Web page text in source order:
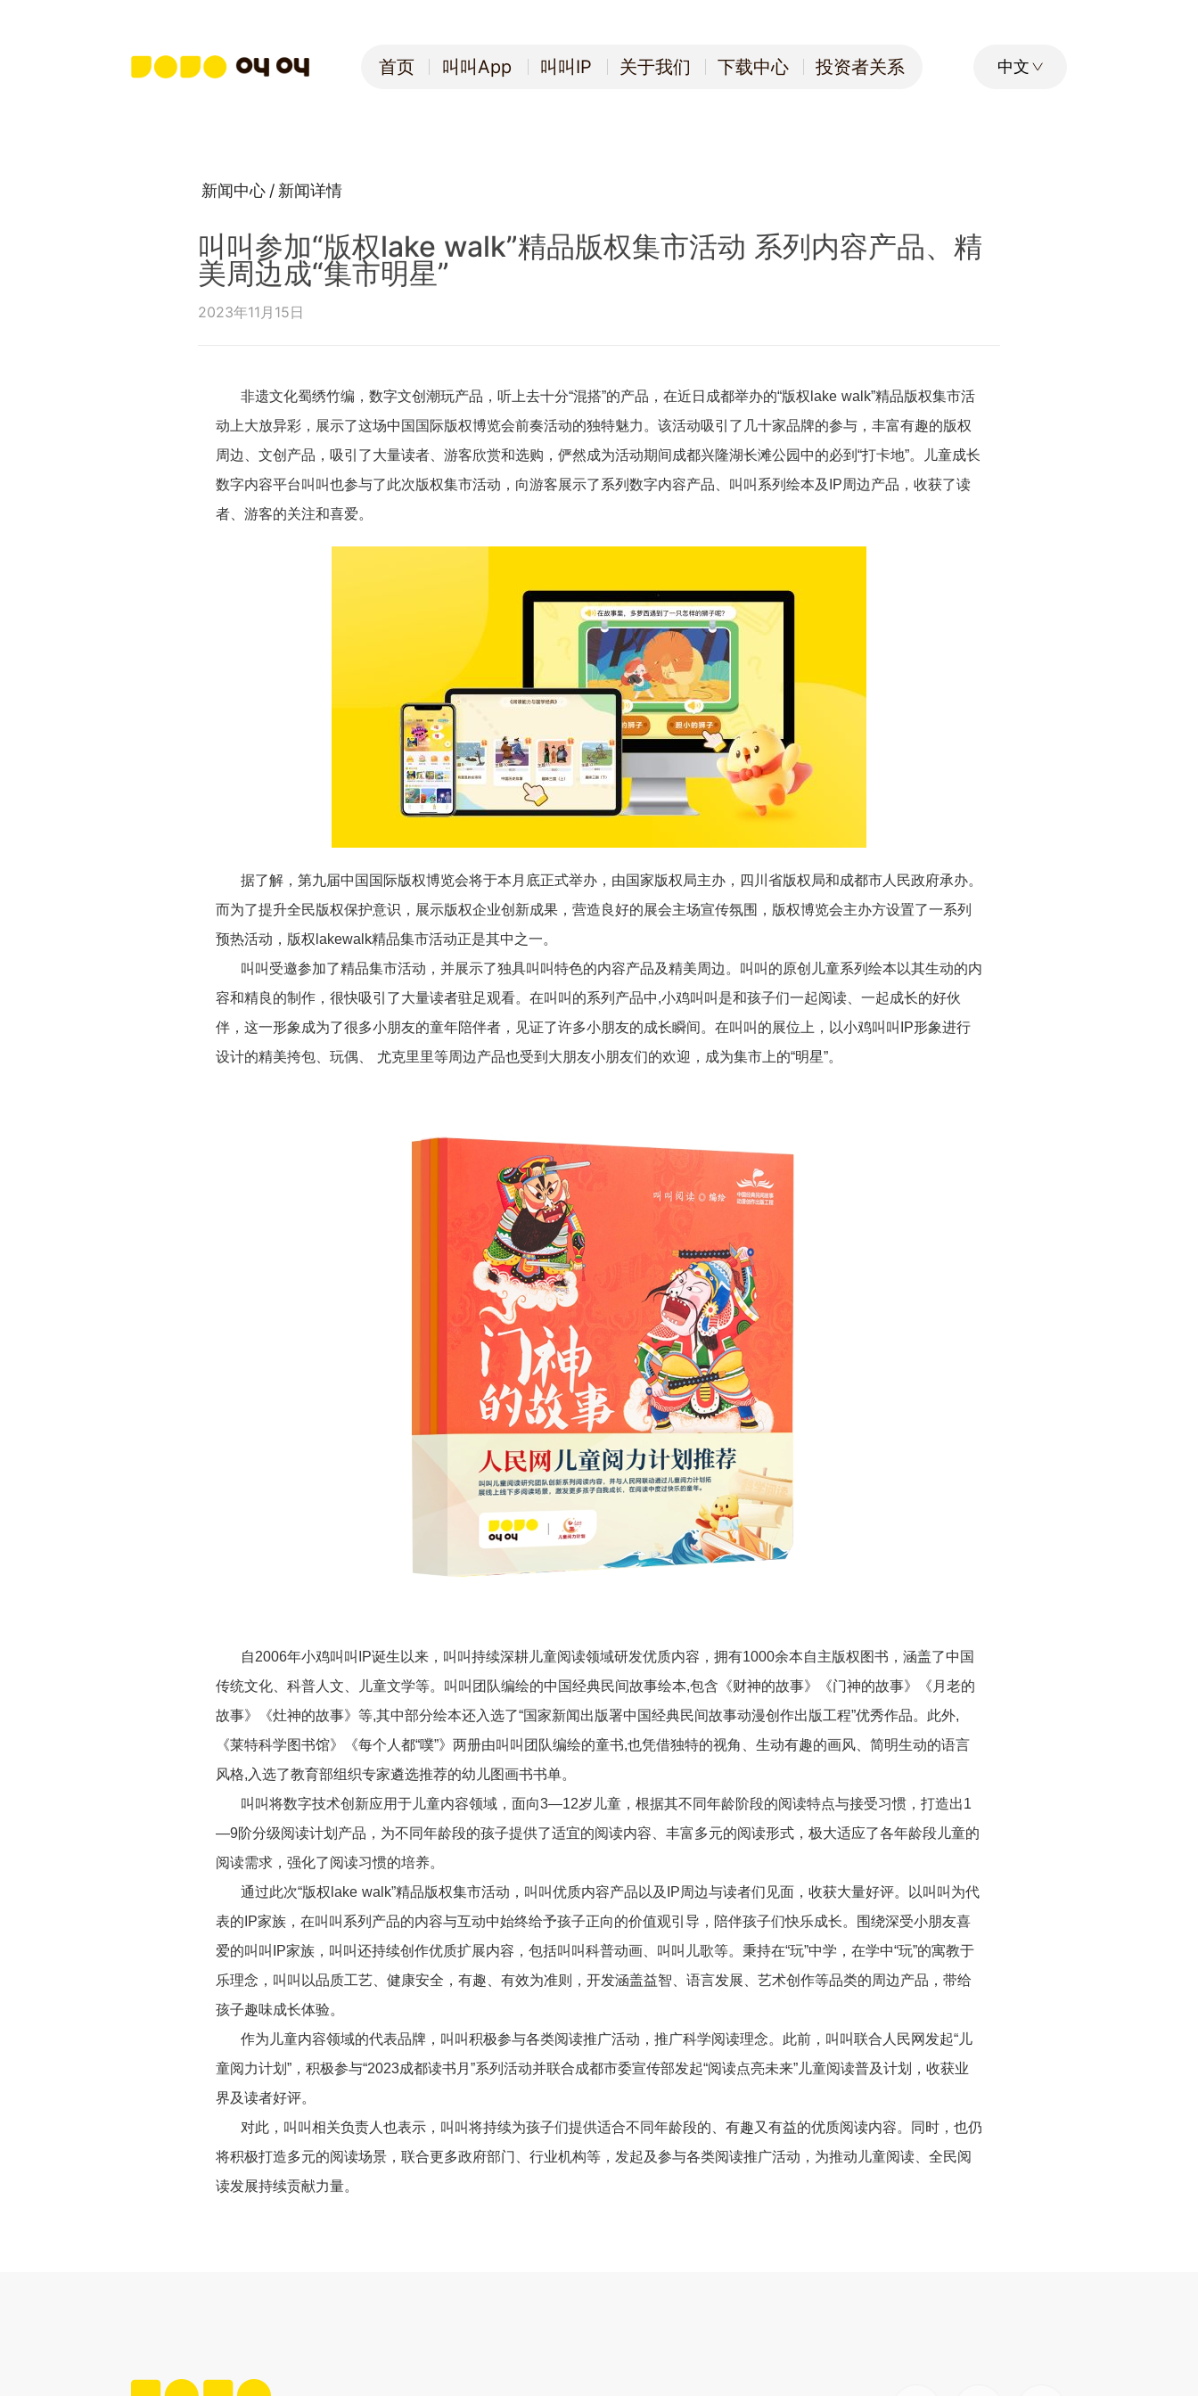
首页
叫叫App
叫叫IP
关于我们
下载中心
投资者关系
中文
新闻中心 / 新闻详情
叫叫参加“版权lake walk”精品版权集市活动 系列内容产品、精
美周边成“集市明星”
2023年11月15日
非遗文化蜀绣竹编，数字文创潮玩产品，听上去十分“混搭”的产品，在近日成都举办的“版权 lake walk”精品版权集市活
动上大放异彩，展示了这场中国国际版权博览会前奏活动的独特魅力。该活动吸引了几十家品牌的参与，丰富有趣的版权
周边、文创产品，吸引了大量读者、游客欣赏和选购，俨然成为活动期间成都兴隆湖长滩公园中的必到“打卡地”。儿童成长
数字内容平台叫叫也参与了此次版权集市活动，向游客展示了系列数字内容产品、叫叫系列绘本及 IP周边产品，收获了读
者、游客的关注和喜爱。
据了解，第九届中国国际版权博览会将于本月底正式举办，由国家版权局主办，四川省版权局和成都市人民政府承办。
而为了提升全民版权保护意识，展示版权企业创新成果，营造良好的展会主场宣传氛围，版权博览会主办方设置了一系列
预热活动，版权 lakewalk精品集市活动正是其中之一。
叫叫受邀参加了精品集市活动，并展示了独具叫叫特色的内容产品及精美周边。叫叫的原创儿童系列绘本以其生动的内
容和精良的制作，很快吸引了大量读者驻足观看。在叫叫的系列产品中,小鸡叫叫是和孩子们一起阅读、一起成长的好伙
伴，这一形象成为了很多小朋友的童年陪伴者，见证了许多小朋友的成长瞬间。在叫叫的展位上，以小鸡叫叫 IP形象进行
设计的精美挎包、玩偶、 尤克里里等周边产品也受到大朋友小朋友们的欢迎，成为集市上的“明星”。
自2006年小鸡叫叫 IP诞生以来，叫叫持续深耕儿童阅读领域研发优质内容，拥有1000余本自主版权图书，涵盖了中国
传统文化、科普人文、儿童文学等。叫叫团队编绘的中国经典民间故事绘本,包含《财神的故事》《门神的故事》《月老的
故事》《灶神的故事》等,其中部分绘本还入选了“国家新闻出版署中国经典民间故事动漫创作出版工程”优秀作品。此外,
《莱特科学图书馆》《每个人都“噗”》两册由叫叫团队编绘的童书,也凭借独特的视角、生动有趣的画风、简明生动的语言
风格, 入选了教育部组织专家遴选推荐的幼儿图画书书单。
叫叫将数字技术创新应用于儿童内容领域，面向3—12岁儿童，根据其不同年龄阶段的阅读特点与接受习惯，打造出1
—9阶分级阅读计划产品，为不同年龄段的孩子提供了适宜的阅读内容、丰富多元的阅读形式，极大适应了各年龄段儿童的
阅读需求，强化了阅读习惯的培养。
通过此次“版权 lake walk”精品版权集市活动，叫叫优质内容产品以及 IP周边与读者们见面，收获大量好评。以叫叫为代
表的 IP家族，在叫叫系列产品的内容与互动中始终给予孩子正向的价值观引导，陪伴孩子们快乐成长。围绕深受小朋友喜
爱的叫叫 IP家族，叫叫还持续创作优质扩展内容，包括叫叫科普动画、叫叫儿歌等。秉持在“玩”中学，在学中“玩”的寓教于
乐理念，叫叫以品质工艺、健康安全，有趣、有效为准则，开发涵盖益智、语言发展、艺术创作等品类的周边产品，带给
孩子趣味成长体验。
作为儿童内容领域的代表品牌，叫叫积极参与各类阅读推广活动，推广科学阅读理念。此前，叫叫联合人民网发起“儿
童阅力计划”，积极参与“2023成都读书月 ”系列活动并联合成都市委宣传部发起“阅读点亮未来” 儿童阅读普及计划，收获业
界及读者好评。
对此，叫叫相关负责人也表示，叫叫将持续为孩子们提供适合不同年龄段的、有趣又有益的优质阅读内容。同时，也仍
将积极打造多元的阅读场景，联合更多政府部门、行业机构等，发起及参与各类阅读推广活动，为推动儿童阅读、全民阅
读发展持续贡献力量。